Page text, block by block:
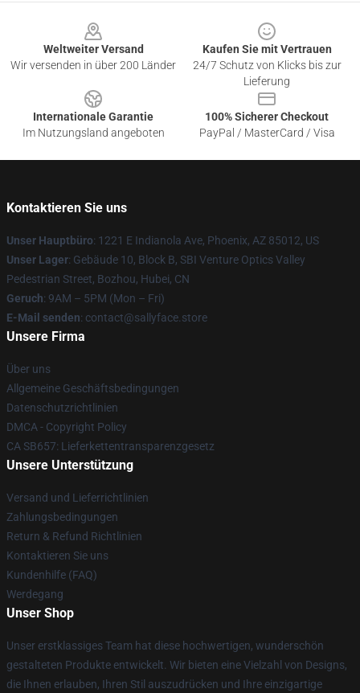
Weltweiter Versand
Wir versenden in über 200 Länder
Kaufen Sie mit Vertrauen
24/7 Schutz von Klicks bis zur
Lieferung
Internationale Garantie
Im Nutzungsland angeboten
100% Sicherer Checkout
PayPal / MasterCard / Visa
Kontaktieren Sie uns
Unser Hauptbüro: 1221 E Indianola Ave, Phoenix, AZ 85012, US
Unser Lager: Gebäude 10, Block B, SBI Venture Optics Valley
Pedestrian Street, Bozhou, Hubei, CN
Geruch: 9AM – 5PM (Mon – Fri)
E-Mail senden: contact@sallyface.store
Unsere Firma
Über uns
Allgemeine Geschäftsbedingungen
Datenschutzrichtlinien
DMCA - Copyright Policy
CA SB657: Lieferkettentransparenzgesetz
Unsere Unterstützung
Versand und Lieferrichtlinien
Zahlungsbedingungen
Return & Refund Richtlinien
Kontaktieren Sie uns
Kundenhilfe (FAQ)
Werdegang
Unser Shop
Unser erstklassiges Team hat diese hochwertigen, wunderschön
gestalteten Produkte entwickelt. Wir bieten eine Vielzahl von Designs,
die Ihnen erlauben, Ihren Stil auszudrücken und Ihre einzigartige